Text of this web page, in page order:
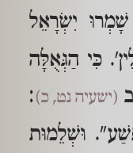
יִשְׂרָאֵל
כִּי הַגְּאֻלָּה
(ישעיה נט, כ):
וּשְׁלֵמוּת